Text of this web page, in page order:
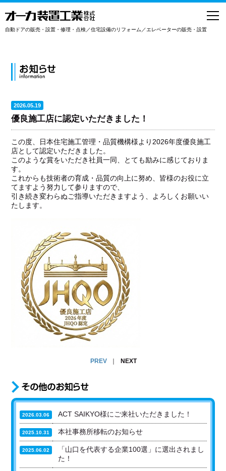
自動ドアの販売・設置・修理・点検／住宅設備のリフォーム／エレベーターの販売・設置
2026.05.19
優良施工店に認定いただきました！
この度、日本住宅施工管理・品質機構様より2026年度優良施工
店として認定いただきました。
このような賞をいただき社員一同、とても励みに感じておりま
す。
これからも技術者の育成・品質の向上に努め、皆様のお役に立
てますよう努力して参りますので、
引き続き変わらぬご指導いただきますよう、よろしくお願いい
たします。
PREV NEXT
2026.03.06 ACT SAIKYO様にご来社いただきました！
2025.10.31 本社事務所移転のお知らせ
2025.06.02
「山口を代表する企業100選」に選出されまし
た！